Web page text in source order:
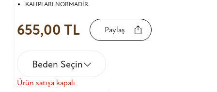
KALIPLARI NORMADİR.
655,00 TL Paylaş
Beden Seçin
Ürün satışa kapalı